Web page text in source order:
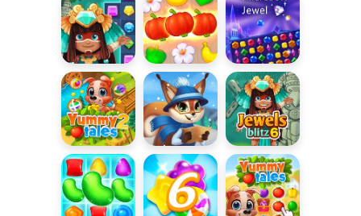
połączenia
2
Jewels Blitz 4 Jungle Match
Microsoft
Jewel
Yummy Tales
2
Match
Adventure
Jewels Blitz 6